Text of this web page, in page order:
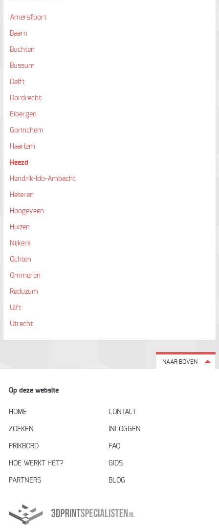
Amersfoort
Baarn
Buchten
Bussum
Delft
Dordrecht
Eibergen
Gorinchem
Haarlem
Heezd
Hendrik-Ido-Ambacht
Heteren
Hoogeveen
Huizen
Nijkerk
Ochten
Ommeren
Reduzum
Ulft
Utrecht
NAAR BOVEN
Op deze website
HOME CONTACT
ZOEKEN INLOGGEN
PRIKBORD FAQ
HOE WERKT HET? GIDS
PARTNERS BLOG